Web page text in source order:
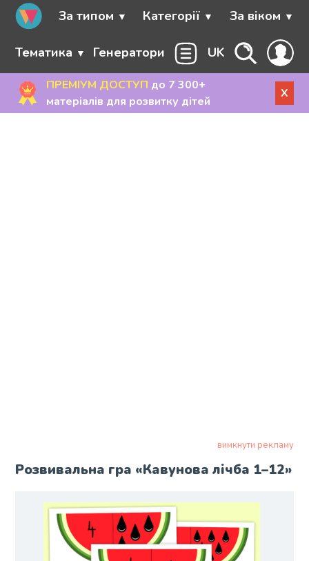
За типом Категорії За віком
Тематика Генератори UK
ПРЕМІУМ ДОСТУП до 7 300+
матеріалів для розвитку дітей
X
вимкнути рекламу
Розвивальна гра «Кавунова лічба 1–12»